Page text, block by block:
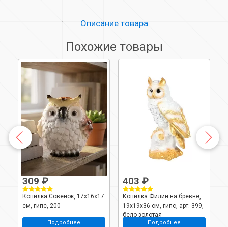
Описание товара
Похожие товары
309 ₽
Копилка Совенок, 17х16х17
см, гипс, 200
Подробнее
403 ₽
Копилка Филин на бревне,
19х19х36 см, гипс, арт. 399,
бело-золотая
Подробнее